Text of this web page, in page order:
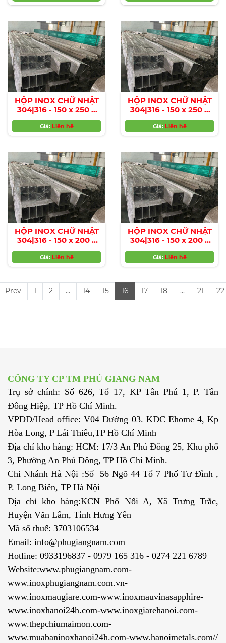
HỘP INOX CHỮ NHẬT
304|316 - 150 x 250 x
8.0MM
Giá: Liên hệ
HỘP INOX CHỮ NHẬT
304|316 - 150 x 250 x
9.0MM
Giá: Liên hệ
HỘP INOX CHỮ NHẬT
304|316 - 150 x 200 x
3.0MM
Giá: Liên hệ
HỘP INOX CHỮ NHẬT
304|316 - 150 x 200 x
4.0MM
Giá: Liên hệ
Prev 1 2 ... 14 15 16 17 18 ... 21 22
CÔNG TY CP TM PHÚ GIANG NAM
Trụ sở chính: Số 626, Tổ 17, KP Tân Phú 1, P. Tân
Đông Hiệp, TP Hồ Chí Minh.
VPĐD/Head office: V04 Đường 03. KDC Ehome 4, Kp
Hòa Long, P Lái Thiêu,TP Hồ Chí Minh
Địa chỉ kho hàng: HCM: 17/3 An Phú Đông 25, Khu phố
3, Phường An Phú Đông, TP Hồ Chí Minh.
Chi Nhánh Hà Nội :Số 56 Ngõ 44 Tổ 7 Phố Tư Đình ,
P. Long Biên, TP Hà Nội
Địa chỉ kho hàng:KCN Phố Nối A, Xã Trưng Trắc,
Huyện Văn Lâm, Tỉnh Hưng Yên
Mã số thuế: 3703106534
Email: info@phugiangnam.com
Hotline: 0933196837 - 0979 165 316 - 0274 221 6789
Website:www.phugiangnam.com-
www.inoxphugiangnam.com.vn-
www.inoxmaugiare.com-www.inoxmauvinasapphire-
www.inoxhanoi24h.com-www.inoxgiarehanoi.com-
www.thepchiumaimon.com-
www.muabaninoxhanoi24h.com-www.hanoimetals.com//